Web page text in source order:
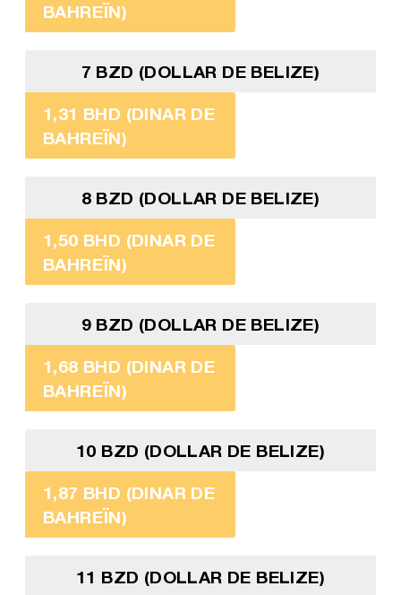
BAHREÏN)
7 BZD (DOLLAR DE BELIZE)
1,31 BHD (DINAR DE
BAHREÏN)
8 BZD (DOLLAR DE BELIZE)
1,50 BHD (DINAR DE
BAHREÏN)
9 BZD (DOLLAR DE BELIZE)
1,68 BHD (DINAR DE
BAHREÏN)
10 BZD (DOLLAR DE BELIZE)
1,87 BHD (DINAR DE
BAHREÏN)
11 BZD (DOLLAR DE BELIZE)